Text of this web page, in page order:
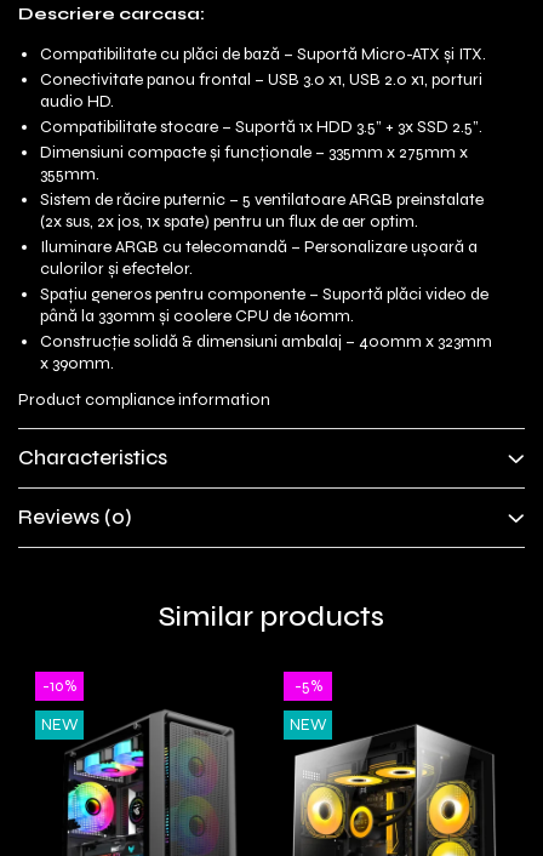
Descriere carcasa:
Compatibilitate cu plăci de bază – Suportă Micro-ATX și ITX.
Conectivitate panou frontal – USB 3.0 x1, USB 2.0 x1, porturi
audio HD.
Compatibilitate stocare – Suportă 1x HDD 3.5” + 3x SSD 2.5”.
Dimensiuni compacte și funcționale – 335mm x 275mm x
355mm.
Sistem de răcire puternic – 5 ventilatoare ARGB preinstalate
(2x sus, 2x jos, 1x spate) pentru un flux de aer optim.
Iluminare ARGB cu telecomandă – Personalizare ușoară a
culorilor și efectelor.
Spațiu generos pentru componente – Suportă plăci video de
până la 330mm și coolere CPU de 160mm.
Construcție solidă & dimensiuni ambalaj – 400mm x 323mm
x 390mm.
Product compliance information
Characteristics
Reviews (0)
Similar products
-10%
NEW
-5%
NEW